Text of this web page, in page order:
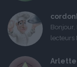
lecteurs
Arlette